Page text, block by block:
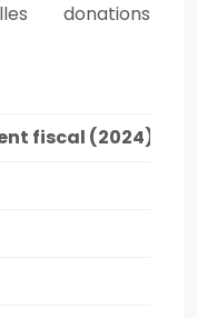
donations
fiscal (2024)